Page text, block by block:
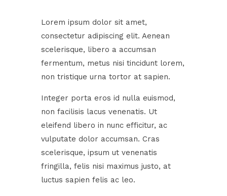
Lorem ipsum dolor sit amet,
consectetur adipiscing elit. Aenean
scelerisque, libero a accumsan
fermentum, metus nisi tincidunt lorem,
non tristique urna tortor at sapien.
Integer porta eros id nulla euismod,
non facilisis lacus venenatis. Ut
eleifend libero in nunc efficitur, ac
vulputate dolor accumsan. Cras
scelerisque, ipsum ut venenatis
fringilla, felis nisi maximus justo, at
luctus sapien felis ac leo.